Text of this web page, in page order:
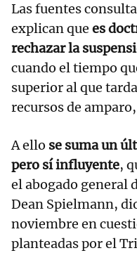
Las fuentes
explican que es
rechazar la
cuando el tiempo
superior al que
recursos de
A ello se suma un
pero sí influyente,
el abogado general
Dean Spielmann,
noviembre en
planteadas por el